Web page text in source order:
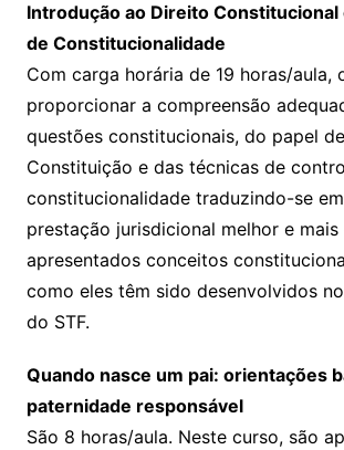
Introdução ao Direito Constitucional
de Constitucionalidade
Com carga horária de 19 horas/aula,
proporcionar a compreensão
questões constitucionais, do papel
Constituição e das técnicas de
constitucionalidade traduzindo-se
prestação jurisdicional melhor e mais
apresentados conceitos
como eles têm sido desenvolvidos
do STF.
Quando nasce um pai: orientações
paternidade responsável
São 8 horas/aula. Neste curso, são